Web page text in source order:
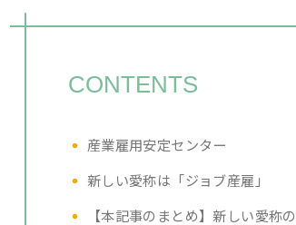
CONTENTS
産業雇用安定センター
新しい愛称は「ジョブ産雇」
【本記事のまとめ】新しい愛称